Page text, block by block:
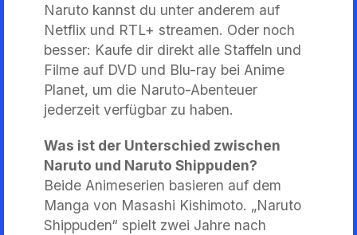
Naruto kannst du unter anderem auf
Netflix und RTL+ streamen. Oder noch
besser: Kaufe dir direkt alle Staffeln und
Filme auf DVD und Blu-ray bei Anime
Planet, um die Naruto-Abenteuer
jederzeit verfügbar zu haben.
Was ist der Unterschied zwischen
Naruto und Naruto Shippuden?
Beide Animeserien basieren auf dem
Manga von Masashi Kishimoto. „Naruto
Shippuden“ spielt zwei Jahre nach